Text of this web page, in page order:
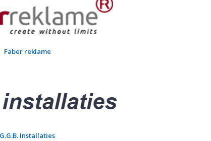
Faber reklame
G.G.B. Installaties